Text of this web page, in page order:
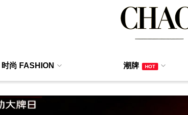
时尚 FASHION 潮牌 HOT